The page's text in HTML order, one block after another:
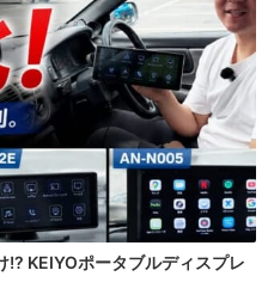
!? KEIYOポータブルディスプレ